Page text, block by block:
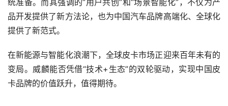
统准备。而其强调的“用户共创”和“场景智能化”，不仅为产
品开发提供了新方法论，也为中国汽车品牌高端化、全球化
提供了新范式。
在新能源与智能化浪潮下，全球皮卡市场正迎来百年未有的
变局。威麟能否凭借“技术+生态”的双轮驱动，实现中国皮
卡品牌的价值跃升，值得期待。